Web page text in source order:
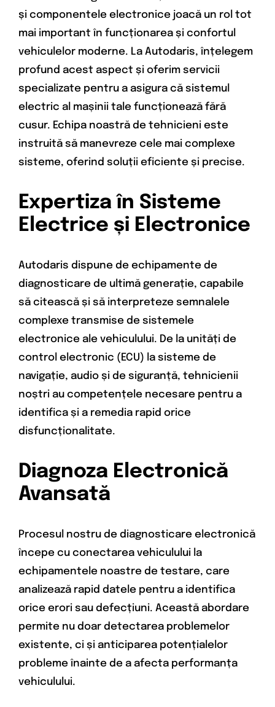
și componentele electronice joacă un rol tot
mai important în funcționarea și confortul
vehiculelor moderne. La Autodaris, înțelegem
profund acest aspect și oferim servicii
specializate pentru a asigura că sistemul
electric al mașinii tale funcționează fără
cusur. Echipa noastră de tehnicieni este
instruită să manevreze cele mai complexe
sisteme, oferind soluții eficiente și precise.
Expertiza în Sisteme
Electrice și Electronice
Autodaris dispune de echipamente de
diagnosticare de ultimă generație, capabile
să citească și să interpreteze semnalele
complexe transmise de sistemele
electronice ale vehiculului. De la unități de
control electronic (ECU) la sisteme de
navigație, audio și de siguranță, tehnicienii
noștri au competențele necesare pentru a
identifica și a remedia rapid orice
disfuncționalitate.
Diagnoza Electronică
Avansată
Procesul nostru de diagnosticare electronică
începe cu conectarea vehiculului la
echipamentele noastre de testare, care
analizează rapid datele pentru a identifica
orice erori sau defecțiuni. Această abordare
permite nu doar detectarea problemelor
existente, ci și anticiparea potențialelor
probleme înainte de a afecta performanța
vehiculului.